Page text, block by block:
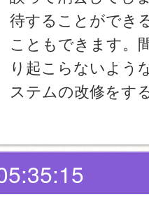
待することができ
こともできます。
り起こらないよう
ステムの改修をす